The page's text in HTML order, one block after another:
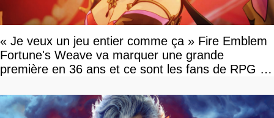
« Je veux un jeu entier comme ça » Fire Emblem
Fortune's Weave va marquer une grande
première en 36 ans et ce sont les fans de RPG en